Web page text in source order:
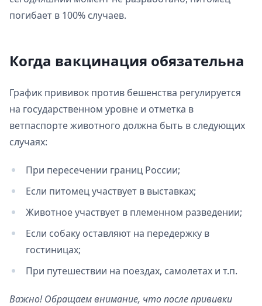
погибает в 100% случаев.
Когда вакцинация обязательна
График прививок против бешенства регулируется
на государственном уровне и отметка в
ветпаспорте животного должна быть в следующих
случаях:
При пересечении границ России;
Если питомец участвует в выставках;
Животное участвует в племенном разведении;
Если собаку оставляют на передержку в
гостиницах;
При путешествии на поездах, самолетах и т.п.
Важно! Обращаем внимание, что после прививки